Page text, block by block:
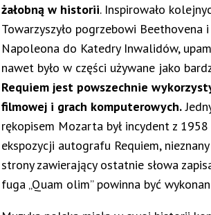
żałobną w historii. Inspirowało
Towarzyszyło pogrzebowi Beethovena
Napoleona do Katedry Inwalidów,
nawet było w części używane jako
Requiem jest powszechnie
filmowej i grach komputerowych.
rękopisem Mozarta był incydent z
ekspozycji autografu Requiem,
strony zawierający ostatnie słowa
fuga „Quam olim” powinna być